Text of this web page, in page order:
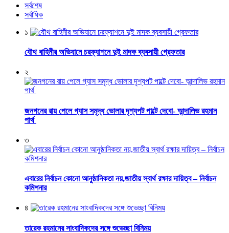
সর্বশেষ
সর্বাধিক
১
যৌথ বাহিনীর অভিযানে চরফ্যাশনে দুই মাদক ব্যবসায়ী গ্রেফতার
২
জনগনের রায় পেলে গ্যাস সমৃদ্ধ ভোলার দৃশ্যপট পাল্টে দেবো- আন্দালিভ রহমান
পার্থ
৩
এবারের নির্বাচন কোনো আনুষ্ঠানিকতা নয়,জাতীয় স্বার্থ রক্ষার দায়িত্ব – নির্বাচন
কমিশনার
৪
তারেক রহমানের সাংবাদিকদের সঙ্গে শুভেচ্ছা বিনিময়